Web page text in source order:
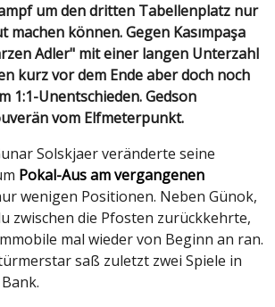
machen können. Gegen Kasımpaşa
Adler" mit einer langen Unterzahl
kurz vor dem Ende aber doch noch
1:1-Unentschieden. Gedson
vom Elfmeterpunkt.
Solskjaer veränderte seine
Pokal-Aus am vergangenen
wenigen Positionen. Neben Günok,
zwischen die Pfosten zurückkehrte,
mal wieder von Beginn an ran.
saß zuletzt zwei Spiele in